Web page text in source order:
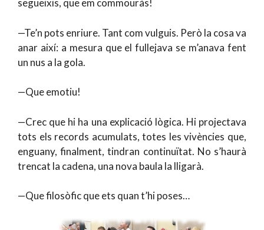
segueixis, que em commouràs!
—Te’n pots enriure. Tant com vulguis. Però la cosa va
anar així: a mesura que el fullejava se m’anava fent
un nus a la gola.
—Que emotiu!
—Crec que hi ha una explicació lògica. Hi projectava
tots els records acumulats, totes les vivències que,
enguany, finalment, tindran continuïtat. No s’haurà
trencat la cadena, una nova baula la lligarà.
—Que filosòfic que ets quan t’hi poses…